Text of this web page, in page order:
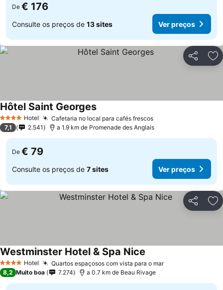
De € 176
Consulte os preços de 13 sites Ver preços
Partilhar
4 EstrelasHotel Cafetaria no local para cafés frescos
Hôtel Saint Georges
7,1 2.541 a 1.9 km de Promenade des Anglais
De € 79
Consulte os preços de 7 sites Ver preços
Partilhar
4 EstrelasHotel Quartos espaçosos com vista para o mar
Westminster Hotel & Spa Nice
8,2 Muito boa 7.274 a 0.7 km de Beau Rivage